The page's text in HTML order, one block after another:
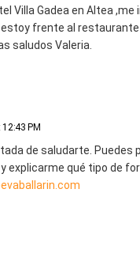
Villa Gadea en Altea
frente al restaurante
saludos Valeria.
PM
de saludarte. Puedes
explicarme qué tipo de